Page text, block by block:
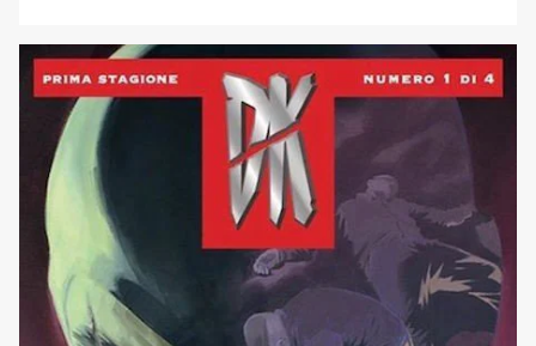
traguardo fondamentale: dal primo del mese è in edicola il
numero 900 della serie regolare. Per l'occasione è stata
[']